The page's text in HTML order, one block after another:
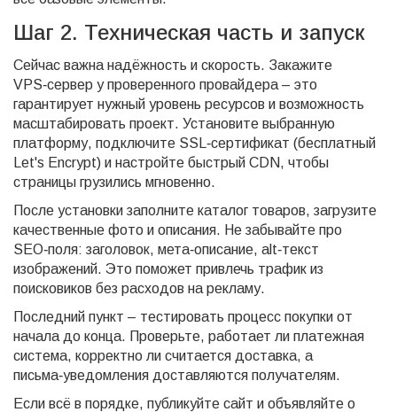
Шаг 2. Техническая часть и запуск
Сейчас важна надёжность и скорость. Закажите
VPS‑сервер у проверенного провайдера – это
гарантирует нужный уровень ресурсов и возможность
масштабировать проект. Установите выбранную
платформу, подключите SSL‑сертификат (бесплатный
Let's Encrypt) и настройте быстрый CDN, чтобы
страницы грузились мгновенно.
После установки заполните каталог товаров, загрузите
качественные фото и описания. Не забывайте про
SEO‑поля: заголовок, мета‑описание, alt‑текст
изображений. Это поможет привлечь трафик из
поисковиков без расходов на рекламу.
Последний пункт – тестировать процесс покупки от
начала до конца. Проверьте, работает ли платежная
система, корректно ли считается доставка, а
письма‑уведомления доставляются получателям.
Если всё в порядке, публикуйте сайт и объявляйте о